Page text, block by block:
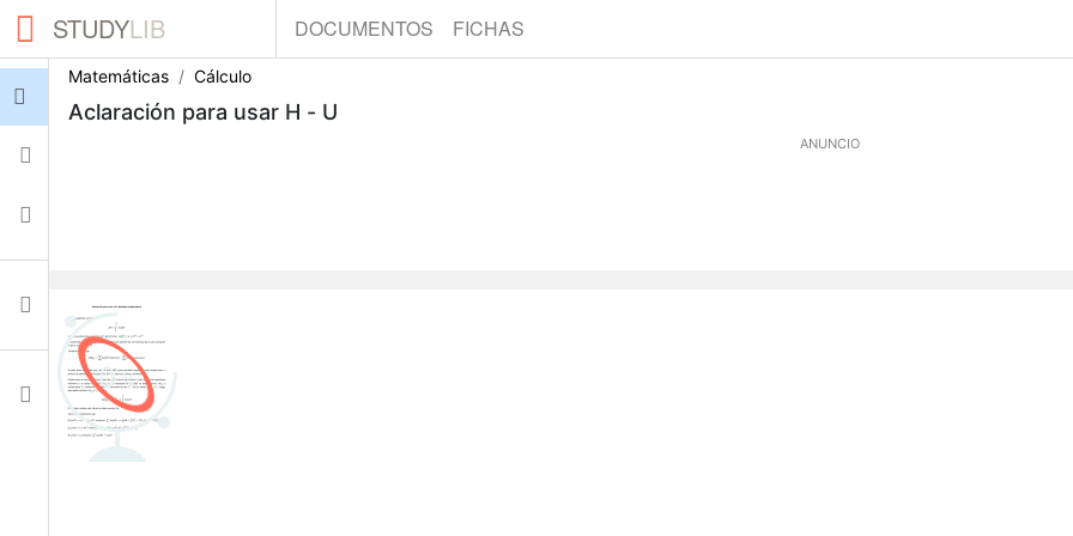
STUDYLIB DOCUMENTOS FICHAS
Documentos
Ajustes
Matemáticas Cálculo
Aclaración para usar H - U
ANUNCIO
0